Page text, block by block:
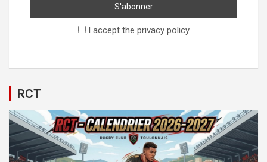
I accept the privacy policy
RCT